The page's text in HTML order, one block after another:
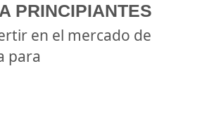
PRINCIPIANTES
en el mercado de
para